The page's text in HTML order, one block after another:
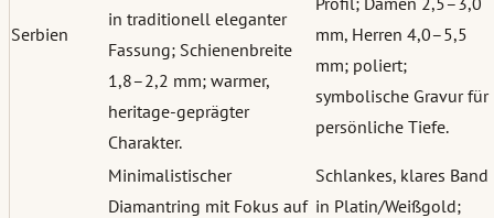
Serbien
in traditionell eleganter
Fassung; Schienenbreite
1,8–2,2 mm; warmer,
heritage-geprägter
Charakter.
mm, Herren 4,0–5,5
mm; poliert;
symbolische Gravur für
persönliche Tiefe.
Minimalistischer
Diamantring mit Fokus auf
Schlankes, klares Band
in Platin/Weißgold;